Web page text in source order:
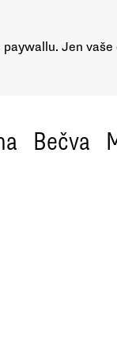
paywallu. Jen vaše
Bečva